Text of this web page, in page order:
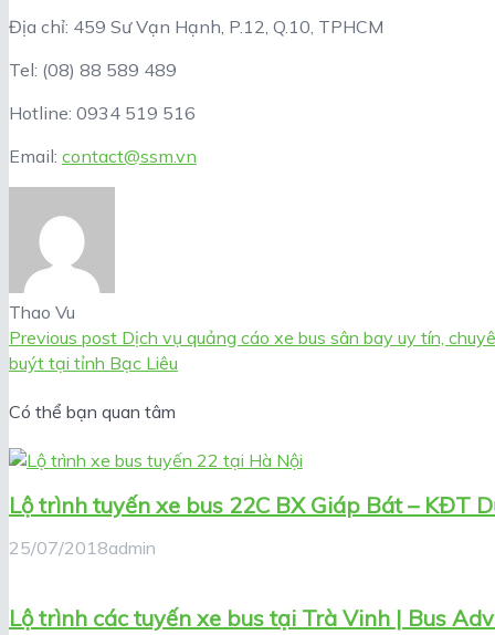
Địa chỉ: 459 Sư Vạn Hạnh, P.12, Q.10, TPHCM
Tel: (08) 88 589 489
Hotline: 0934 519 516
Email: contact@ssm.vn
Thao Vu
Previous post Dịch vụ quảng cáo xe bus sân bay uy tín,
buýt tại tỉnh Bạc Liêu
Có thể bạn quan tâm
Lộ trình tuyến xe bus 22C BX Giáp Bát – KĐT
25/07/2018admin
Lộ trình các tuyến xe bus tại Trà Vinh | Bus